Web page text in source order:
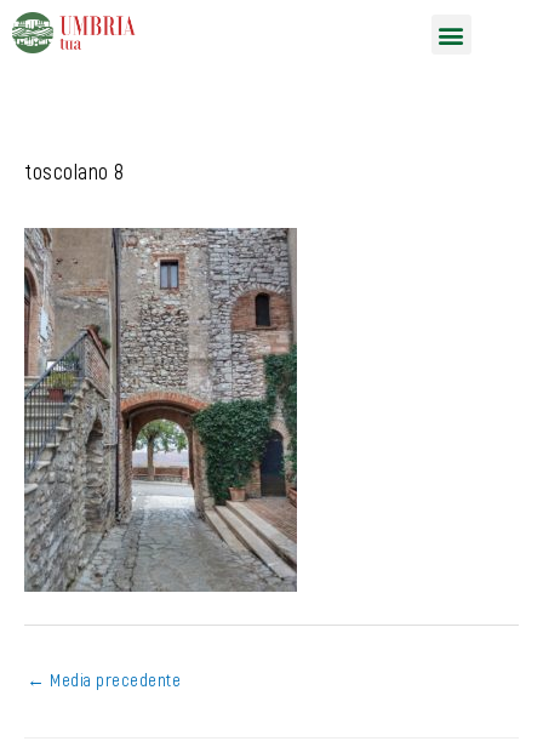
Vai
al
toscolano 8
← Media precedente